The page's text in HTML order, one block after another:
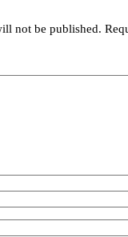
not be published.